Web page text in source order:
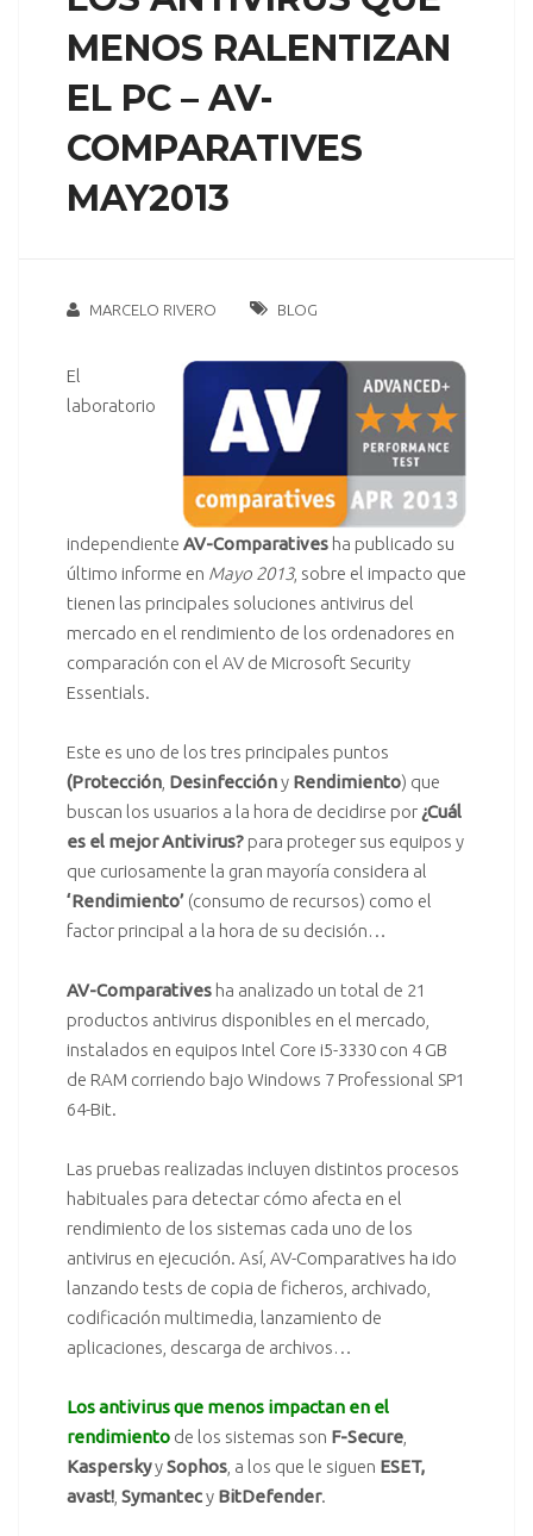
MENOS RALENTIZAN
EL PC – AV-
COMPARATIVES
MAY2013
MARCELO RIVERO BLOG
El
laboratorio
independiente AV-Comparativesha publicado su
último informe en Mayo 2013, sobre el impacto que
tienen las principales soluciones antivirus del
mercado en el rendimiento de los ordenadores en
comparación con el AV de Microsoft Security
Essentials.
Este es uno de los tres principales puntos
(Protección, Desinfeccióny Rendimiento) que
buscan los usuarios a la hora de decidirse por ¿Cuál
es el mejor Antivirus?para proteger sus equipos y
que curiosamente la gran mayoría considera al
‘Rendimiento’ (consumo de recursos) como el
factor principal a la hora de su decisión…
AV-Comparatives ha analizado un total de 21
productos antivirus disponibles en el mercado,
instalados en equipos Intel Core i5-3330 con 4 GB
de RAM corriendo bajo Windows 7 Professional SP1
64-Bit.
Las pruebas realizadas incluyen distintos procesos
habituales para detectar cómo afecta en el
rendimiento de los sistemas cada uno de los
antivirus en ejecución. Así, AV-Comparatives ha ido
lanzando tests de copia de ficheros, archivado,
codificación multimedia, lanzamiento de
aplicaciones, descarga de archivos…
Los antivirus que menos impactan en el
rendimientode los sistemas son F-Secure,
KasperskyySophos, a los que le siguen ESET,
avast!, Symantecy BitDefender.